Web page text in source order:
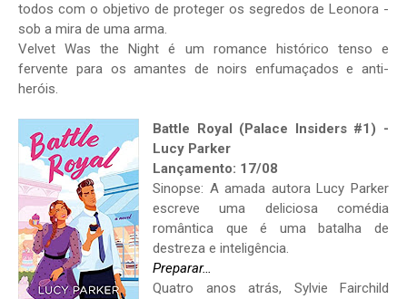
todos com o objetivo de proteger os segredos de Leonora -
sob a mira de uma arma.
Velvet Was the Night é um romance histórico tenso e
fervente para os amantes de noirs enfumaçados e anti-
heróis.
Battle Royal (Palace Insiders #1) -
Lucy Parker
Lançamento: 17/08
Sinopse: A amada autora Lucy Parker
escreve uma deliciosa comédia
romântica que é uma batalha de
destreza e inteligência.
Preparar…
Quatro anos atrás, Sylvie Fairchild